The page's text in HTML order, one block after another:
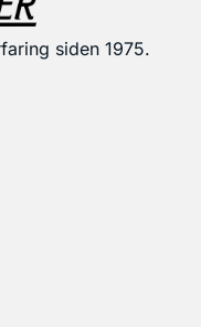
siden 1975.